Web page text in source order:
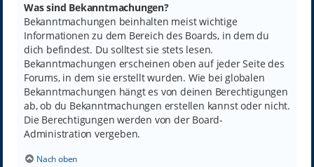
Was sind Bekanntmachungen?
Bekanntmachungen beinhalten meist wichtige
Informationen zu dem Bereich des Boards, in dem du
dich befindest. Du solltest sie stets lesen.
Bekanntmachungen erscheinen oben auf jeder Seite des
Forums, in dem sie erstellt wurden. Wie bei globalen
Bekanntmachungen hängt es von deinen Berechtigungen
ab, ob du Bekanntmachungen erstellen kannst oder nicht.
Die Berechtigungen werden von der Board-
Administration vergeben.
Nach oben